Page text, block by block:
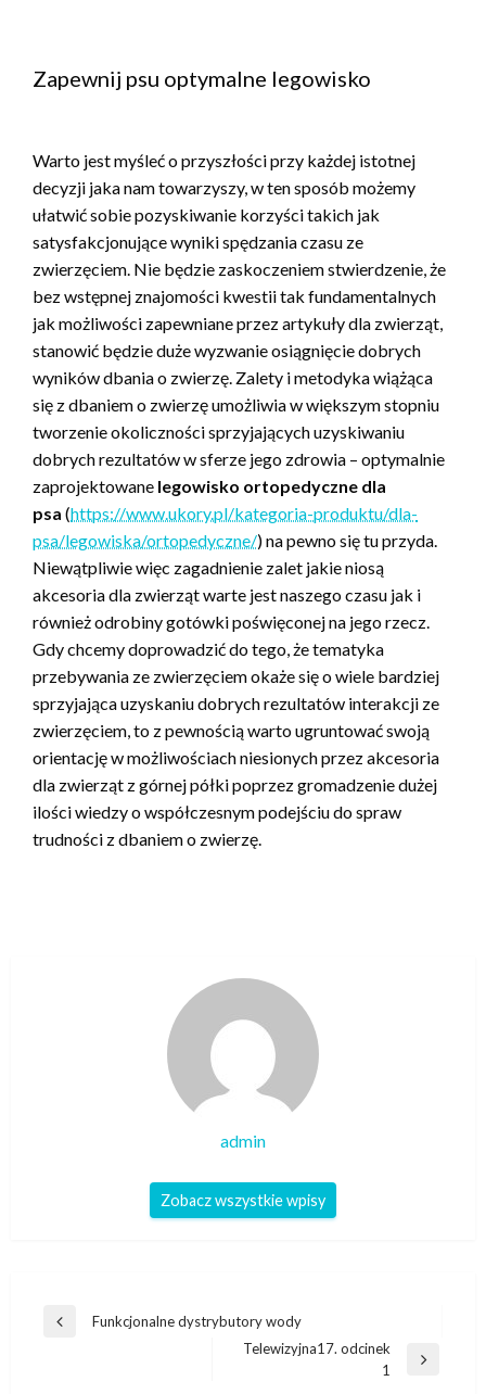
Zapewnij psu optymalne legowisko
Warto jest myśleć o przyszłości przy każdej istotnej
decyzji jaka nam towarzyszy, w ten sposób możemy
ułatwić sobie pozyskiwanie korzyści takich jak
satysfakcjonujące wyniki spędzania czasu ze
zwierzęciem. Nie będzie zaskoczeniem stwierdzenie, że
bez wstępnej znajomości kwestii tak fundamentalnych
jak możliwości zapewniane przez artykuły dla zwierząt,
stanowić będzie duże wyzwanie osiągnięcie dobrych
wyników dbania o zwierzę. Zalety i metodyka wiążąca
się z dbaniem o zwierzę umożliwia w większym stopniu
tworzenie okoliczności sprzyjających uzyskiwaniu
dobrych rezultatów w sferze jego zdrowia – optymalnie
zaprojektowane legowisko ortopedyczne dla
psa (https://www.ukory.pl/kategoria-produktu/dla-
psa/legowiska/ortopedyczne/) na pewno się tu przyda.
Niewątpliwie więc zagadnienie zalet jakie niosą
akcesoria dla zwierząt warte jest naszego czasu jak i
również odrobiny gotówki poświęconej na jego rzecz.
Gdy chcemy doprowadzić do tego, że tematyka
przebywania ze zwierzęciem okaże się o wiele bardziej
sprzyjająca uzyskaniu dobrych rezultatów interakcji ze
zwierzęciem, to z pewnością warto ugruntować swoją
orientację w możliwościach niesionych przez akcesoria
dla zwierząt z górnej półki poprzez gromadzenie dużej
ilości wiedzy o współczesnym podejściu do spraw
trudności z dbaniem o zwierzę.
admin
Zobacz wszystkie wpisy
Nawigacja
Poprzedni
Funkcjonalne dystrybutory wody
Telewizyjna17. odcinek
1